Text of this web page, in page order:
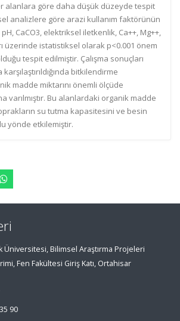
alanlara göre daha düşük düzeyde tespit
analizlere göre arazi kullanım faktörünün
CaCO3, elektriksel iletkenlik, Ca++, Mg++,
üzerinde istatistiksel olarak p<0.001 önem
tespit edilmiştir. Çalışma sonuçları
bitkilendirme
madde miktarını önemli ölçüde
varılmıştır. Bu alanlardaki organik madde
su tutma kapasitesini ve besin
yönde etkilemiştir.
Üniversitesi, Bilimsel Araştırma Projeleri
Fen Fakültesi Giriş Katı, Ortahisar
90